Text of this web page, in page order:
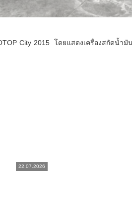
City 2015 โดยแสดงเครื่องสกัดน้
22.07.2026